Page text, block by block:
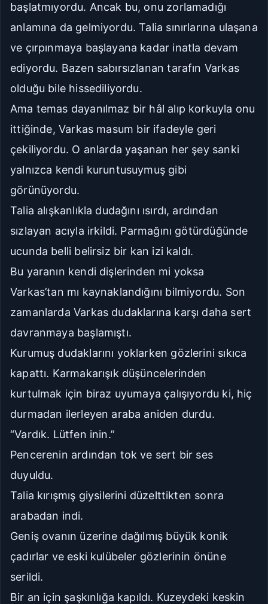
başlatmıyordu. Ancak bu, onu zorlamadığı
anlamına da gelmiyordu. Talia sınırlarına ulaşana
ve çırpınmaya başlayana kadar inatla devam
ediyordu. Bazen sabırsızlanan tarafın Varkas
olduğu bile hissediliyordu.
Ama temas dayanılmaz bir hâl alıp korkuyla onu
ittiğinde, Varkas masum bir ifadeyle geri
çekiliyordu. O anlarda yaşanan her şey sanki
yalnızca kendi kuruntusuymuş gibi
görünüyordu.
Talia alışkanlıkla dudağını ısırdı, ardından
sızlayan acıyla irkildi. Parmağını götürdüğünde
ucunda belli belirsiz bir kan izi kaldı.
Bu yaranın kendi dişlerinden mi yoksa
Varkas’tan mı kaynaklandığını bilmiyordu. Son
zamanlarda Varkas dudaklarına karşı daha sert
davranmaya başlamıştı.
Kurumuş dudaklarını yoklarken gözlerini sıkıca
kapattı. Karmakarışık düşüncelerinden
kurtulmak için biraz uyumaya çalışıyordu ki, hiç
durmadan ilerleyen araba aniden durdu.
“Vardık. Lütfen inin.”
Pencerenin ardından tok ve sert bir ses
duyuldu.
Talia kırışmış giysilerini düzelttikten sonra
arabadan indi.
Geniş ovanın üzerine dağılmış büyük konik
çadırlar ve eski kulübeler gözlerinin önüne
serildi.
Bir an için şaşkınlığa kapıldı. Kuzeydeki keskin